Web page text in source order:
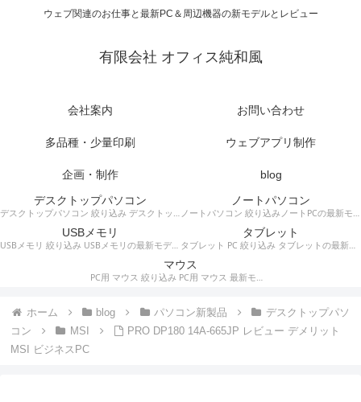
ウェブ関連のお仕事と最新PC＆周辺機器の新モデルとレビュー
有限会社 オフィス純和風
会社案内 お問い合わせ
多品種・少量印刷 ウェブアプリ制作
企画・制作
blog
デスクトップパソコン
デスクトップパソコン 絞り込み デスクトップPCの最新モデルやスペック・仕様に関する情報。
ノートパソコン
ノートパソコン 絞り込みノートPCの最新モデルやスペック・仕様に関する情報。
USBメモリ
USBメモリ 絞り込み USBメモリの最新モデルやスペック・仕様に関する情報。
タブレット
タブレット PC 絞り込み タブレットの最新モデルやスペック・仕様に関する情報。
マウス
PC用 マウス 絞り込み PC用 マウス 最新モデルやスペック・仕様に関する情報。ワイヤレスマウス、有線マウス、接続タイプなど。
ホーム blog パソコン新製品
デスクトップパソ
コン
MSI
PRO DP180 14A-665JP レビュー デメリット
MSI ビジネスPC